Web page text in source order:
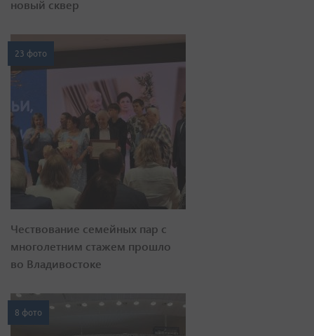
новый сквер
23 фото
Чествование семейных пар с
многолетним стажем прошло
во Владивостоке
8 фото